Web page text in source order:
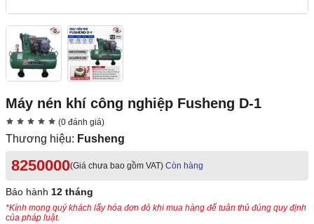
Máy nén khí công nghiệp Fusheng D-1
(0 đánh giá)
Thương hiệu: Fusheng
8250000(Giá chưa bao gồm VAT) Còn hàng
Bảo hành 12 tháng
*Kính mong quý khách lấy hóa đơn đỏ khi mua hàng để tuân thủ đúng quy định
của pháp luật.